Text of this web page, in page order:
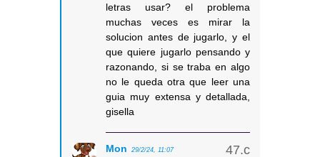
letras usar? el problema
muchas veces es mirar la
solucion antes de jugarlo, y el
que quiere jugarlo pensando y
razonando, si se traba en algo
no le queda otra que leer una
guia muy extensa y detallada,
gisella
Mon 29/2/24, 11:07